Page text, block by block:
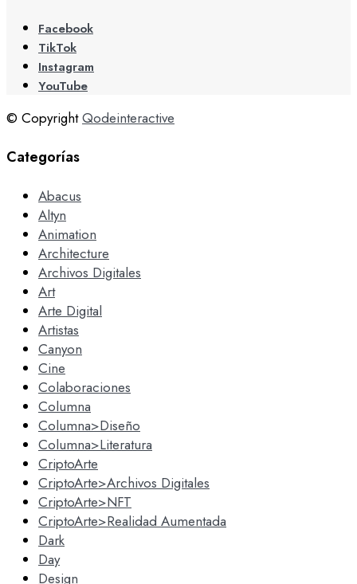
Facebook
TikTok
Instagram
YouTube
© CopyrightQodeinteractive
Categorías
Abacus
Altyn
Animation
Architecture
Archivos Digitales
Art
Arte Digital
Artistas
Canyon
Cine
Colaboraciones
Columna
Columna>Diseño
Columna>Literatura
CriptoArte
CriptoArte>Archivos Digitales
CriptoArte>NFT
CriptoArte>Realidad Aumentada
Dark
Day
Design